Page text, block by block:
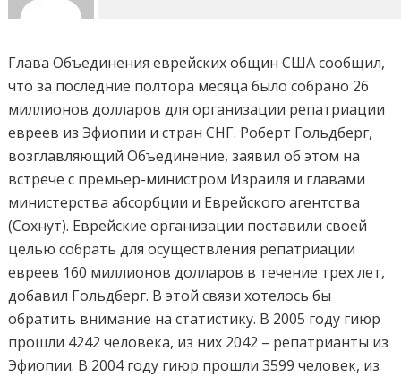
Глава Объединения еврейских общин США сообщил,
что за последние полтора месяца было собрано 26
миллионов долларов для организации репатриации
евреев из Эфиопии и стран СНГ. Роберт Гольдберг,
возглавляющий Объединение, заявил об этом на
встрече с премьер-министром Израиля и главами
министерства абсорбции и Еврейского агентства
(Сохнут). Еврейские организации поставили своей
целью собрать для осуществления репатриации
евреев 160 миллионов долларов в течение трех лет,
добавил Гольдберг. В этой связи хотелось бы
обратить внимание на статистику. В 2005 году гиюр
прошли 4242 человека, из них 2042 – репатрианты из
Эфиопии. В 2004 году гиюр прошли 3599 человек, из